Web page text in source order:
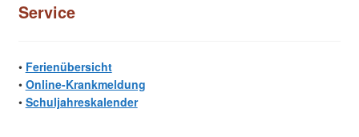
Service
• Ferienübersicht
• Online-Krankmeldung
• Schuljahreskalender